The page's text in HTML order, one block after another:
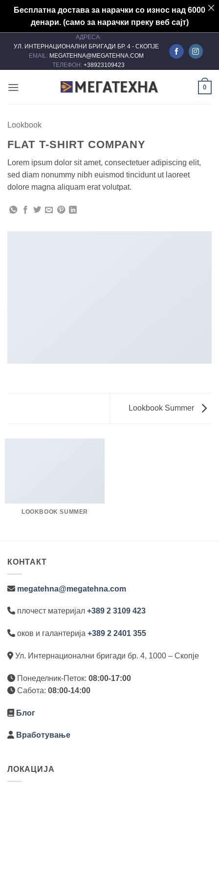
Бесплатна достава за нарачки со износ над 6000
денари. (само за нарачки преку веб сајт)
АДРЕСА:
УЛ. ИНТЕРНАЦИОНАЛНИ БРИГАДИ БР. 4 - СКОПЈЕ
EMAIL: MEGATEHNA@MEGATEHNA.COM
ТЕЛЕФОН: +38923109423
0
Lookbook
FLAT T-SHIRT COMPANY
Lorem ipsum dolor sit amet, consectetuer adipiscing elit,
sed diam nonummy nibh euismod tincidunt ut laoreet
dolore magna aliquam erat volutpat.
Lookbook Summer
LOOKBOOK SUMMER
КОНТАКТ
megatehna@megatehna.com
плочест материјал +389 2 3109 423
оков и галантерија +389 2 2401 355
Ул. Интернационални бригади бр. 4, 1000 – Скопје
Понеделник-Петок: 08:00-17:00
Сабота: 08:00-14:00
Блог
Вработување
ЛОКАЦИЈА